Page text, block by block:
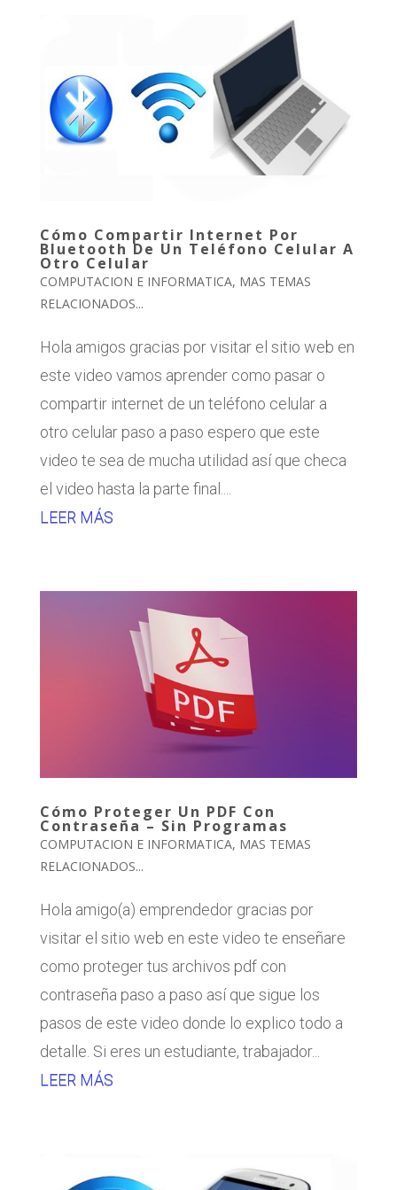
Cómo Compartir Internet Por
Bluetooth De Un Teléfono Celular A
Otro Celular
COMPUTACION E INFORMATICA, MAS TEMAS
RELACIONADOS...
Hola amigos gracias por visitar el sitio web en
este video vamos aprender como pasar o
compartir internet de un teléfono celular a
otro celular paso a paso espero que este
video te sea de mucha utilidad así que checa
el video hasta la parte final....
LEER MÁS
Cómo Proteger Un PDF Con
Contraseña – Sin Programas
COMPUTACION E INFORMATICA, MAS TEMAS
RELACIONADOS...
Hola amigo(a) emprendedor gracias por
visitar el sitio web en este video te enseñare
como proteger tus archivos pdf con
contraseña paso a paso así que sigue los
pasos de este video donde lo explico todo a
detalle. Si eres un estudiante, trabajador...
LEER MÁS